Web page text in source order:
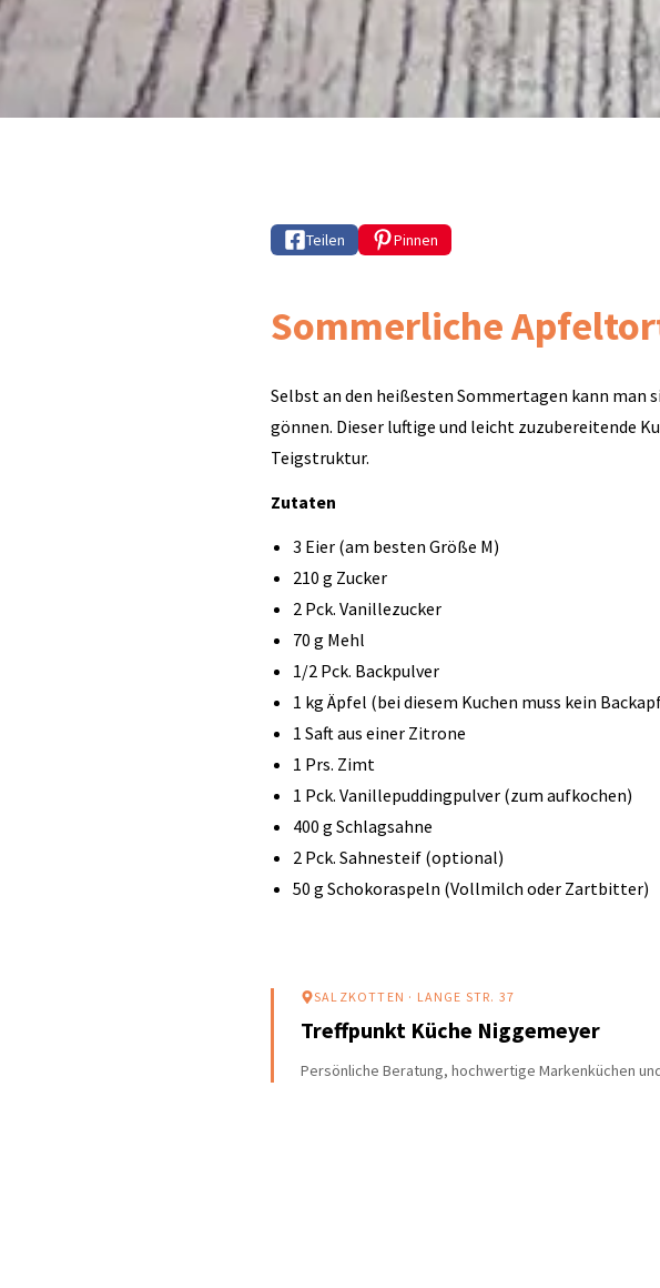
Teilen Pinnen
Sommerliche
Selbst an den heißesten Sommertagen kann man
gönnen. Dieser luftige und leicht zuzubereitende
Teigstruktur.
Zutaten
3 Eier (am besten Größe M)
210 g Zucker
2 Pck. Vanillezucker
70 g Mehl
1/2 Pck. Backpulver
1 kg Äpfel (bei diesem Kuchen muss kein
1 Saft aus einer Zitrone
1 Prs. Zimt
1 Pck. Vanillepuddingpulver (zum aufkochen)
400 g Schlagsahne
2 Pck. Sahnesteif (optional)
50 g Schokoraspeln (Vollmilch oder Zartbitter)
SALZKOTTEN · LANGE STR. 37
Treffpunkt Küche Niggemeyer
Persönliche Beratung, hochwertige Markenküchen